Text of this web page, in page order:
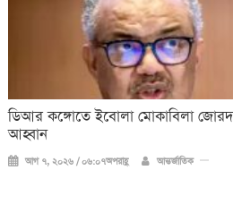
ডিআর কঙ্গোতে ইবোলা মোকাবিলা
আহ্বান
আগ ৭, ২০২৬ / ০৬:০৭অপরাহ্ণ আন্তর্জাতিক